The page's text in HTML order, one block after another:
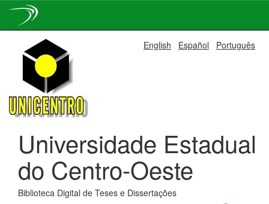
navigation
English Español Português
Universidade Estadual
do Centro-Oeste
Biblioteca Digital de Teses e Dissertações